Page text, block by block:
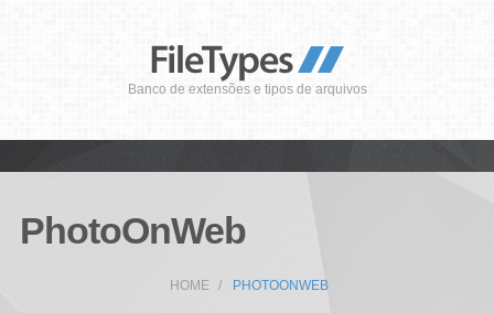
Banco de extensões e tipos de arquivos
PhotoOnWeb
HOME PHOTOONWEB